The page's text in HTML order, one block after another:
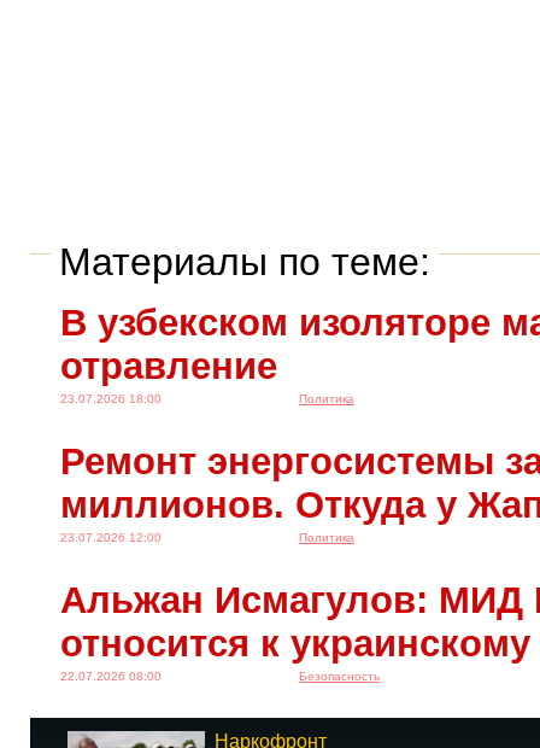
Материалы по теме:
В узбекском изоляторе
отравление
23.07.2026 18:00 Политика
Ремонт энергосистемы
миллионов. Откуда у
23.07.2026 12:00 Политика
Альжан Исмагулов: МИД
относится к
22.07.2026 08:00 Безопасность
Наркофронт